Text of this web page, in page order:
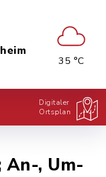
35 °C
Digitaler
Ortsplan
An-, Um-